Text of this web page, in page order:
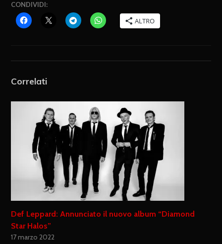
CONDIVIDI:
ALTRO
Correlati
Def Leppard: Annunciato il nuovo album “Diamond
Star Halos”
17 marzo 2022